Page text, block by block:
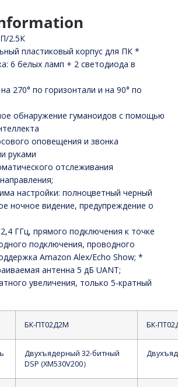
2.5К
пластиковый корпус для ПК *
6 белых ламп + 2 светодиода в
270° по горизонтали и на 90° по
обнаружение гуманоидов с помощью
оповещения и звонка
руками
отслеживания
настройки: полноцветный черный
ночное видение, предупреждение о
ГГц, прямого подключения к точке
подключения, проводного
Amazon Alex/Echo Show; *
антенна 5 дБ UANT;
увеличения, только 5-кратный
БК-ПТ02Д2М БК-
Двухъядерный 32-битный
DSP (XM530V200）